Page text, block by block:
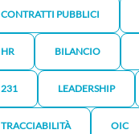
CONTRATTI PUBBLICI
HR BILANCIO
231 LEADERSHIP
TRACCIABILITÀ OIC